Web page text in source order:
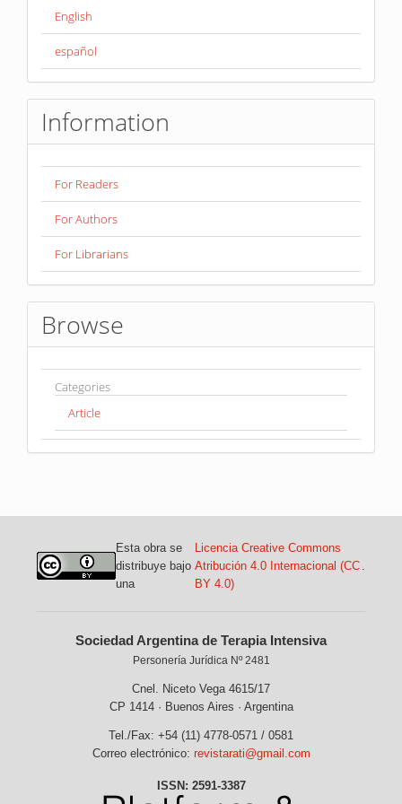
English
español
Information
For Readers
For Authors
For Librarians
Browse
Categories
Article
Esta obra se
distribuye bajo
una
Licencia Creative Commons
Atribución 4.0 Internacional (CC
BY 4.0)
Sociedad Argentina de Terapia Intensiva
Personería Jurídica Nº 2481
Cnel. Niceto Vega 4615/17
CP 1414 · Buenos Aires · Argentina
Tel./Fax: +54 (11) 4778-0571 / 0581
Correo electrónico: revistarati@gmail.com
ISSN: 2591-3387